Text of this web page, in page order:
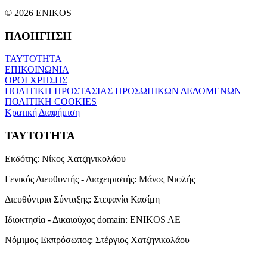
© 2026 ENIKOS
ΠΛΟΗΓΗΣΗ
ΤΑΥΤΟΤΗΤΑ
ΕΠΙΚΟΙΝΩΝΙΑ
ΟΡΟΙ ΧΡΗΣΗΣ
ΠΟΛΙΤΙΚΗ ΠΡΟΣΤΑΣΙΑΣ ΠΡΟΣΩΠΙΚΩΝ ΔΕΔΟΜΕΝΩΝ
ΠΟΛΙΤΙΚΗ COOKIES
Κρατική Διαφήμιση
ΤΑΥΤΟΤΗΤΑ
Εκδότης: Νίκος Χατζηνικολάου
Γενικός Διευθυντής - Διαχειριστής: Μάνος Νιφλής
Διευθύντρια Σύνταξης: Στεφανία Κασίμη
Ιδιοκτησία - Δικαιούχος domain: ENIKOS AE
Νόμιμος Εκπρόσωπος: Στέργιος Χατζηνικολάου